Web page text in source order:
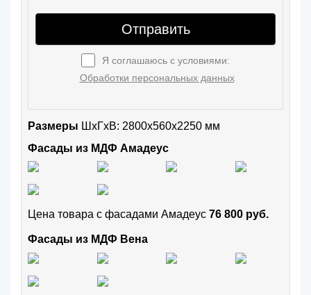
Отправить
Я соглашаюсь с условиями:
Обработки персональных данных
Размеры ШxГхВ: 2800x560x2250 мм
Фасады из МДФ Амадеус
Цена товара с фасадами Амадеус 76 800 руб.
Фасады из МДФ Вена